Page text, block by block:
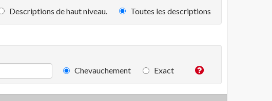
Descriptions de haut niveau. Toutes les descriptions
Chevauchement
Exact